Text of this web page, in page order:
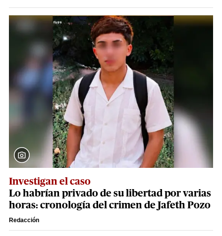
Investigan el caso
Lo habrían privado de su libertad por varias
horas: cronología del crimen de Jafeth Pozo
Redacción